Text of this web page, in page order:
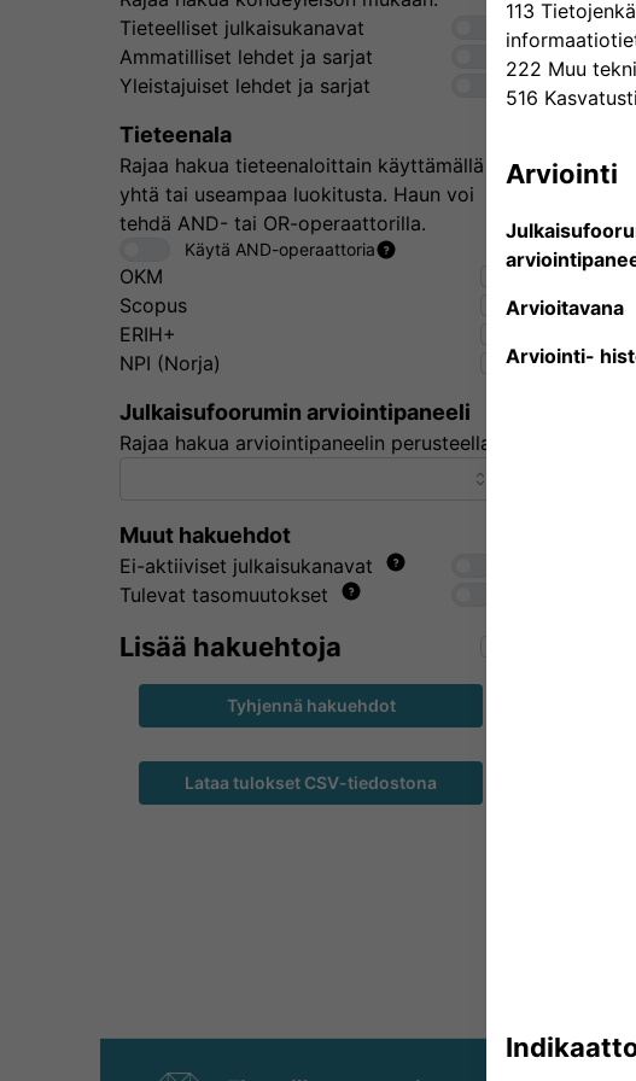
Tieteelliset julkaisukanavat
Ammatilliset lehdet ja sarjat
Yleistajuiset lehdet ja sarjat
Tieteenala
Rajaa hakua tieteenaloittain käyttämällä
yhtä tai useampaa luokitusta. Haun voi
tehdä AND- tai OR-operaattorilla.
Käytä AND-operaattoria
OKM
Scopus
ERIH+
NPI (Norja)
Julkaisufoorumin arviointipaneeli
Rajaa hakua arviointipaneelin perusteella.
Muut hakuehdot
Ei-aktiiviset julkaisukanavat
Tulevat tasomuutokset
Lisää hakuehtoja
Tyhjennä hakuehdot
Lataa tulokset CSV-tiedostona
JUFO-
113
222 Muu
516
Arviointi
Arvioitavana
Arviointi-